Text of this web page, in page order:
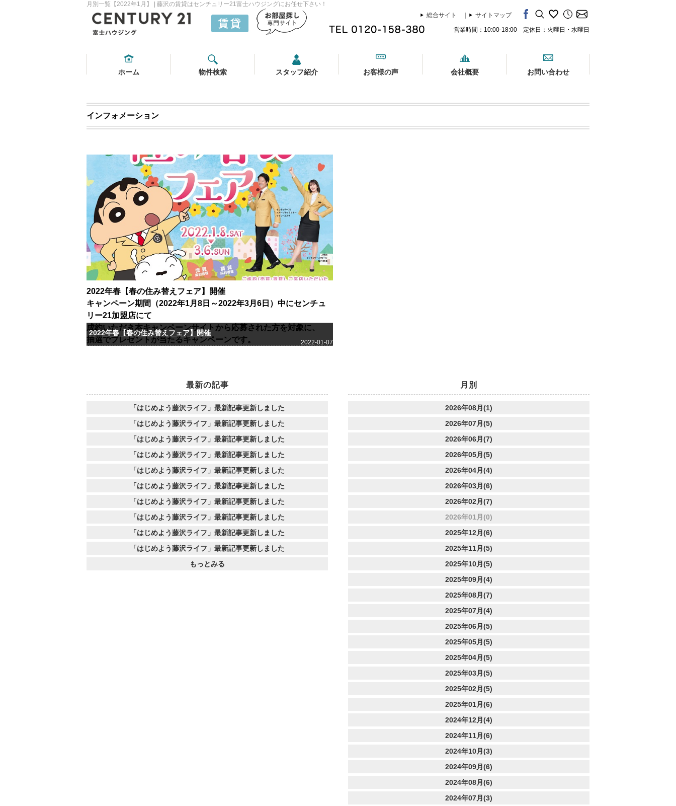
月別一覧【2022年1月】 | 藤沢の賃貸はセンチュリー21富士ハウジングにお任せ下さい！
総合サイト
サイトマップ
営業時間：10:00-18:00 定休日：火曜日・水曜日
ホーム 物件検索 スタッフ紹介 お客様の声 会社概要 お問い合わせ
インフォメーション
2022年春【春の住み替えフェア】開催
2022-01-07
2022年春【春の住み替えフェア】開催
キャンペーン期間（2022年1月8日～2022年3月6日）中にセンチュ
リー21加盟店にて
成約いただき本キャンペーンサイトから応募された方を対象に、
抽選でプレゼントが当たるキャンペーンです。
最新の記事
「はじめよう藤沢ライフ」最新記事更新しました
「はじめよう藤沢ライフ」最新記事更新しました
「はじめよう藤沢ライフ」最新記事更新しました
「はじめよう藤沢ライフ」最新記事更新しました
「はじめよう藤沢ライフ」最新記事更新しました
「はじめよう藤沢ライフ」最新記事更新しました
「はじめよう藤沢ライフ」最新記事更新しました
「はじめよう藤沢ライフ」最新記事更新しました
「はじめよう藤沢ライフ」最新記事更新しました
「はじめよう藤沢ライフ」最新記事更新しました
もっとみる
月別
2026年08月(1)
2026年07月(5)
2026年06月(7)
2026年05月(5)
2026年04月(4)
2026年03月(6)
2026年02月(7)
2026年01月(0)
2025年12月(6)
2025年11月(5)
2025年10月(5)
2025年09月(4)
2025年08月(7)
2025年07月(4)
2025年06月(5)
2025年05月(5)
2025年04月(5)
2025年03月(5)
2025年02月(5)
2025年01月(6)
2024年12月(4)
2024年11月(6)
2024年10月(3)
2024年09月(6)
2024年08月(6)
2024年07月(3)